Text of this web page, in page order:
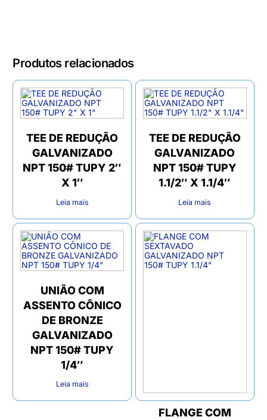
Produtos relacionados
TEE DE REDUÇÃO
GALVANIZADO
NPT 150# TUPY 2″
X 1″
Leia mais
TEE DE REDUÇÃO
GALVANIZADO
NPT 150# TUPY
1.1/2″ X 1.1/4″
Leia mais
UNIÃO COM
ASSENTO CÔNICO
DE BRONZE
GALVANIZADO
NPT 150# TUPY
1/4″
Leia mais
FLANGE COM